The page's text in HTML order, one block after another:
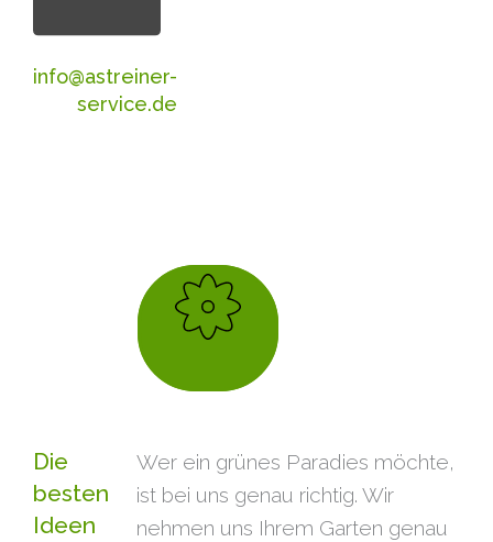
info@astreiner-
service.de
Die
besten
Ideen
Wer ein grünes Paradies möchte,
ist bei uns genau richtig. Wir
nehmen uns Ihrem Garten genau